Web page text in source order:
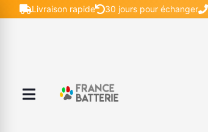
Livraison rapide 30 jours pour échanger